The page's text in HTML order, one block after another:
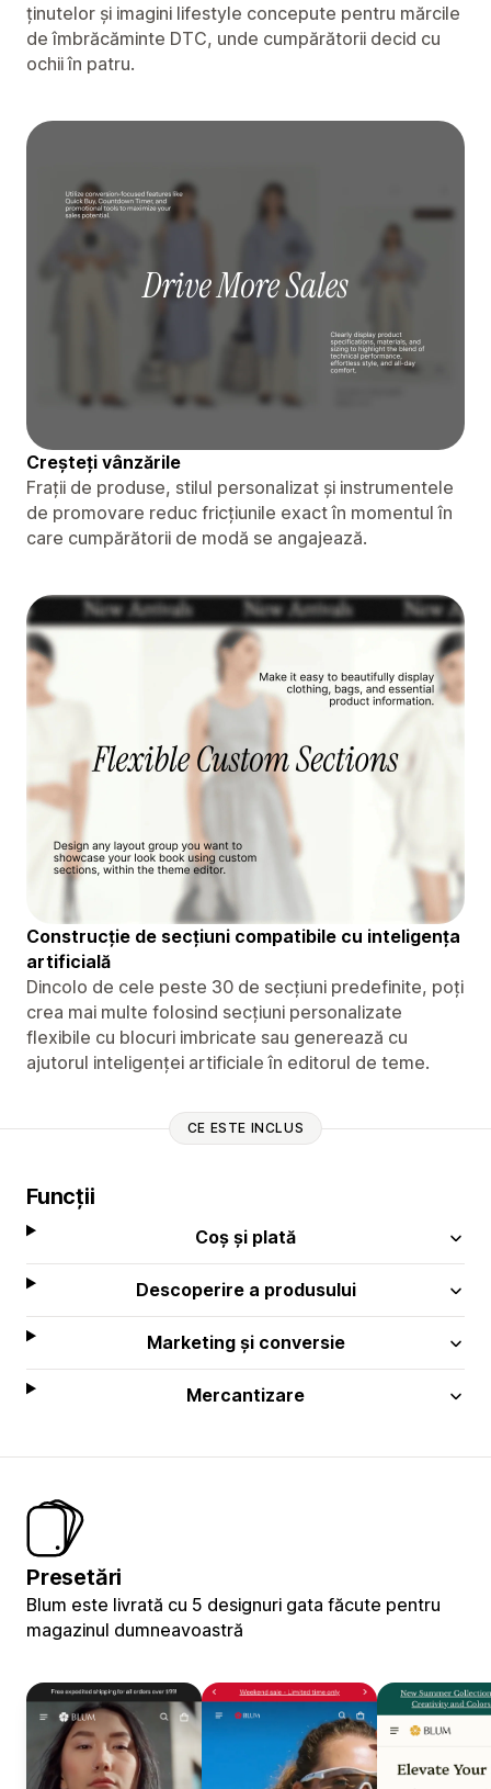
ținutelor și imagini lifestyle concepute pentru mărcile
de îmbrăcăminte DTC, unde cumpărătorii decid cu
ochii în patru.
Creșteți vânzările
Frații de produse, stilul personalizat și instrumentele
de promovare reduc fricțiunile exact în momentul în
care cumpărătorii de modă se angajează.
Construcție de secțiuni compatibile cu inteligența
artificială
Dincolo de cele peste 30 de secțiuni predefinite, poți
crea mai multe folosind secțiuni personalizate
flexibile cu blocuri imbricate sau generează cu
ajutorul inteligenței artificiale în editorul de teme.
CE ESTE INCLUS
Funcții
Coș și plată
Descoperire a produsului
Marketing și conversie
Mercantizare
Presetări
Blum este livrată cu 5 designuri gata făcute pentru
magazinul dumneavoastră